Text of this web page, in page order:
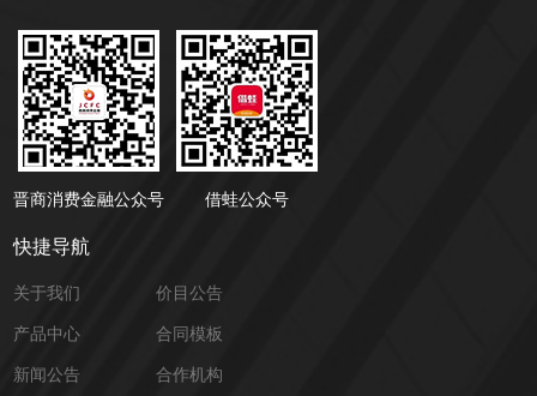
晋商消费金融公众号 借蛙公众号
快捷导航
关于我们
产品中心
新闻公告
价目公告
合同模板
合作机构